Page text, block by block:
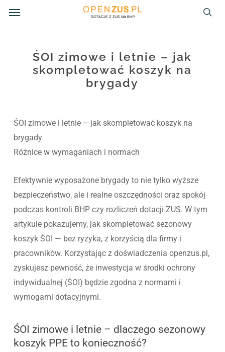
Skip
ŚOI zimowe i letnie – jak
skompletować koszyk na
brygady
ŚOI zimowe i letnie – jak skompletować koszyk na
brygady
Różnice w wymaganiach i normach
Efektywnie wyposażone brygady to nie tylko wyższe
bezpieczeństwo, ale i realne oszczędności oraz spokój
podczas kontroli BHP czy rozliczeń dotacji ZUS. W tym
artykule pokazujemy, jak skompletować sezonowy
koszyk ŚOI — bez ryzyka, z korzyścią dla firmy i
pracowników. Korzystając z doświadczenia openzus.pl,
zyskujesz pewność, że inwestycja w środki ochrony
indywidualnej (ŚOI) będzie zgodna z normami i
wymogami dotacyjnymi.
ŚOI zimowe i letnie – dlaczego sezonowy
koszyk PPE to konieczność?